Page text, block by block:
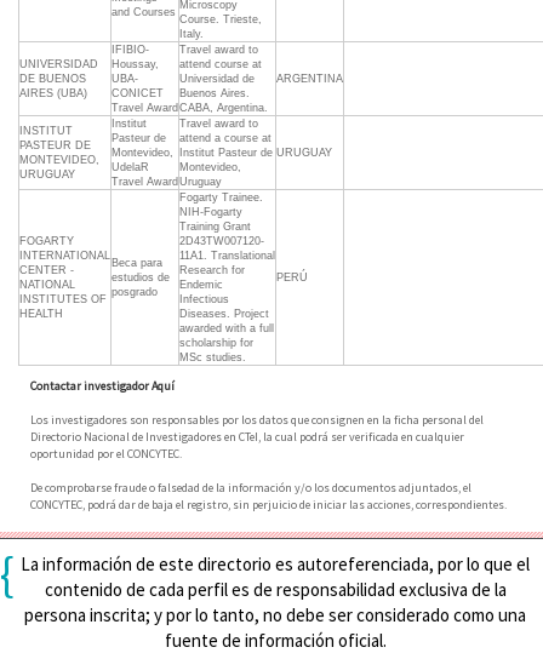
and Courses
Microscopy
Course. Trieste,
Italy.
UNIVERSIDAD
DE BUENOS
AIRES (UBA)
IFIBIO-
Houssay,
UBA-
CONICET
Travel Award
Travel award to
attend course at
Universidad de
Buenos Aires.
CABA, Argentina.
ARGENTINA
INSTITUT
PASTEUR DE
MONTEVIDEO,
URUGUAY
Institut
Pasteur de
Montevideo,
UdelaR
Travel Award
Travel award to
attend a course at
Institut Pasteur de
Montevideo,
Uruguay
URUGUAY
FOGARTY
INTERNATIONAL
CENTER -
NATIONAL
INSTITUTES OF
HEALTH
Beca para
estudios de
posgrado
Fogarty Trainee.
NIH-Fogarty
Training Grant
2D43TW007120-
11A1. Translational
Research for
Endemic
Infectious
Diseases. Project
awarded with a full
scholarship for
MSc studies.
PERÚ
Contactar investigador Aquí
Los investigadores son responsables por los datos que consignen en la ficha personal del
Directorio Nacional de Investigadores en CTeI, la cual podrá ser verificada en cualquier
oportunidad por el CONCYTEC.
De comprobarse fraude o falsedad de la información y/o los documentos adjuntados, el
CONCYTEC, podrá dar de baja el registro, sin perjuicio de iniciar las acciones, correspondientes.
{ La información de este directorio es autoreferenciada, por lo que el
contenido de cada perfil es de responsabilidad exclusiva de la
persona inscrita; y por lo tanto, no debe ser considerado como una
fuente de información oficial.